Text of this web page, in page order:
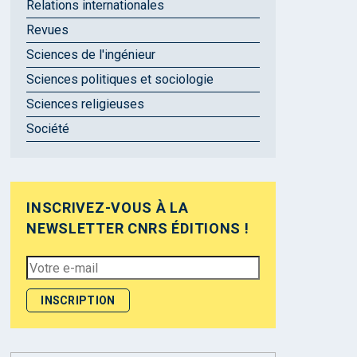
Relations internationales
Revues
Sciences de l'ingénieur
Sciences politiques et sociologie
Sciences religieuses
Société
INSCRIVEZ-VOUS À LA
NEWSLETTER CNRS ÉDITIONS !